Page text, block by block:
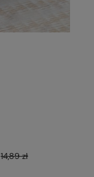
14,89 zł